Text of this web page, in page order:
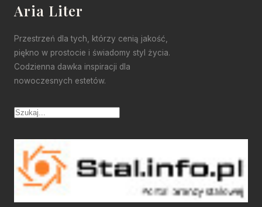
Aria Liter
Przestrzeń dla tych, którzy cenią jakość,
piękno w prostocie i świadomy styl życia.
Codzienna dawka inspiracji dla
nowoczesnych estetów.